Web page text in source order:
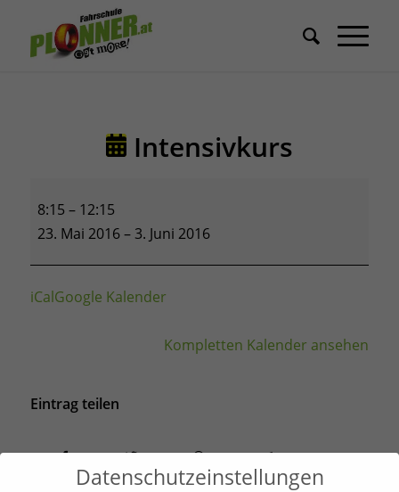
Intensivkurs
8:15 – 12:15
23. Mai 2016 – 3. Juni 2016
iCalGoogle Kalender
Kompletten Kalender ansehen
Eintrag teilen
Datenschutzeinstellungen